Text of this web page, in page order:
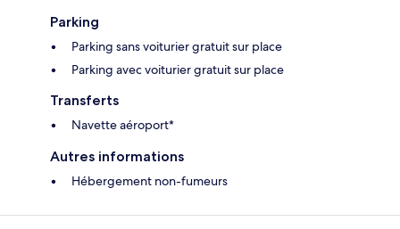
Parking
Parking sans voiturier gratuit sur place
Parking avec voiturier gratuit sur place
Transferts
Navette aéroport*
Autres informations
Hébergement non-fumeurs